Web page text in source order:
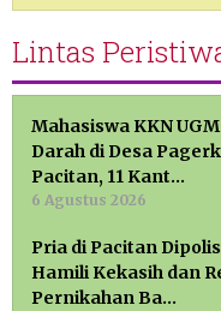
Lintas
Mahasiswa KKN
Darah di Desa
Pacitan, 11 Kant…
6 Agustus 2026
Pria di Pacitan
Hamili Kekasih dan
Pernikahan Ba…